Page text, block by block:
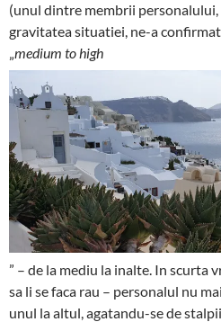
(unul dintre membrii
gravitatea situatiei, ne-a
„medium to high
” – de la mediu la inalte. In scurta
sa li se faca rau – personalul nu
unul la altul, agatandu-se de